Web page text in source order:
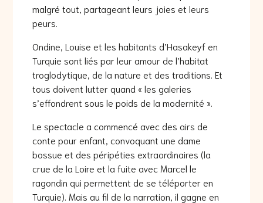
malgré tout, partageant leurs joies et leurs
peurs.
Ondine, Louise et les habitants d’Hasakeyf en
Turquie sont liés par leur amour de l’habitat
troglodytique, de la nature et des traditions. Et
tous doivent lutter quand « les galeries
s’effondrent sous le poids de la modernité ».
Le spectacle a commencé avec des airs de
conte pour enfant, convoquant une dame
bossue et des péripéties extraordinaires (la
crue de la Loire et la fuite avec Marcel le
ragondin qui permettent de se téléporter en
Turquie). Mais au fil de la narration, il gagne en